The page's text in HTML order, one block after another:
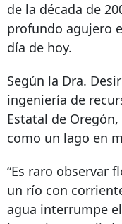
de la década de
profundo agujero
día de hoy.
Según la Dra.
ingeniería de
Estatal de
como un lago en
“Es raro observar
un río con
agua interrumpe